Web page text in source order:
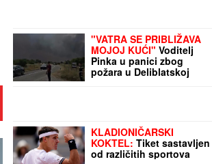
"VATRA SE PRIBLIŽAVA
MOJOJ KUĆI" Voditelj
Pinka u panici zbog
požara u Deliblatskoj
peščari: "Helikopteri su
KLADIONIČARSKI
KOKTEL: Tiket sastavljen
od različitih sportova